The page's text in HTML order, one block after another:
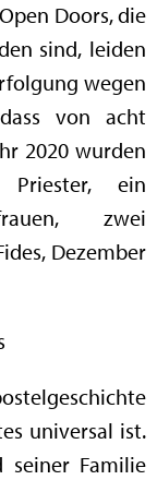
Doors, die
sind, leiden
wegen
von acht
2020 wurden
ein
zwei
Dezember
universal ist.
seiner Familie